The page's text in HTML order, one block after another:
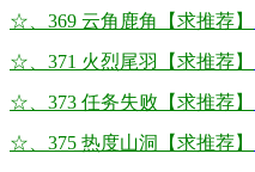
☆、369 云角鹿角【求推荐】
☆、371 火烈尾羽【求推荐】
☆、373 任务失败【求推荐】
☆、375 热度山洞【求推荐】